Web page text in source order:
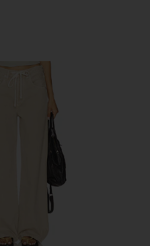
トラウザー